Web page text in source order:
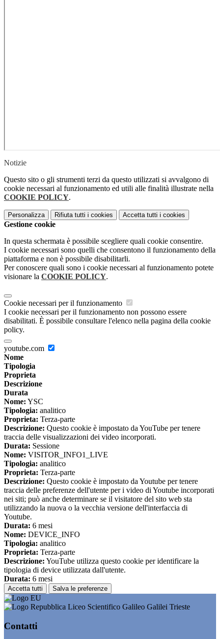
Notizie
Questo sito o gli strumenti terzi da questo utilizzati si avvalgono di
cookie necessari al funzionamento ed utili alle finalità illustrate nella
COOKIE POLICY.
Personalizza Rifiuta tutti i cookies Accetta tutti i cookies
Gestione cookie
In questa schermata è possibile scegliere quali cookie consentire.
I cookie necessari sono quelli che consentono il funzionamento della
piattaforma e non è possibile disabilitarli.
Per conoscere quali sono i cookie necessari al funzionamento potete
visionare la COOKIE POLICY.
Cookie necessari per il funzionamento
I cookie necessari per il funzionamento non possono essere
disabilitati. È possibile consultare l'elenco nella pagina della cookie
policy.
youtube.com
Nome
Tipologia
Proprieta
Descrizione
Durata
Nome: YSC
Tipologia: analitico
Proprieta: Terza-parte
Descrizione: Questo cookie è impostato da YouTube per tenere
traccia delle visualizzazioni dei video incorporati.
Durata: Sessione
Nome: VISITOR_INFO1_LIVE
Tipologia: analitico
Proprieta: Terza-parte
Descrizione: Questo cookie è impostato da Youtube per tenere
traccia delle preferenze dell'utente per i video di Youtube incorporati
nei siti; può anche determinare se il visitatore del sito web sta
utilizzando la nuova o la vecchia versione dell'interfaccia di
Youtube.
Durata: 6 mesi
Nome: DEVICE_INFO
Tipologia: analitico
Proprieta: Terza-parte
Descrizione: YouTube utilizza questo cookie per identificare la
tipologia di device utilizzata dall'utente.
Durata: 6 mesi
Accetta tutti Salva le preferenze
Liceo Scientifico Galileo Galilei Trieste
Contatti